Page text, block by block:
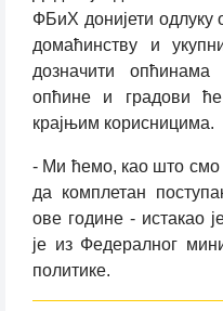
ФБиХ донијети одлуку
домаћинству и
дозначити
опћине и градови
крајњим корисницима.
- Ми ћемо, као што смо
да комплетан
ове године - истакао
је из Федералног
политике.